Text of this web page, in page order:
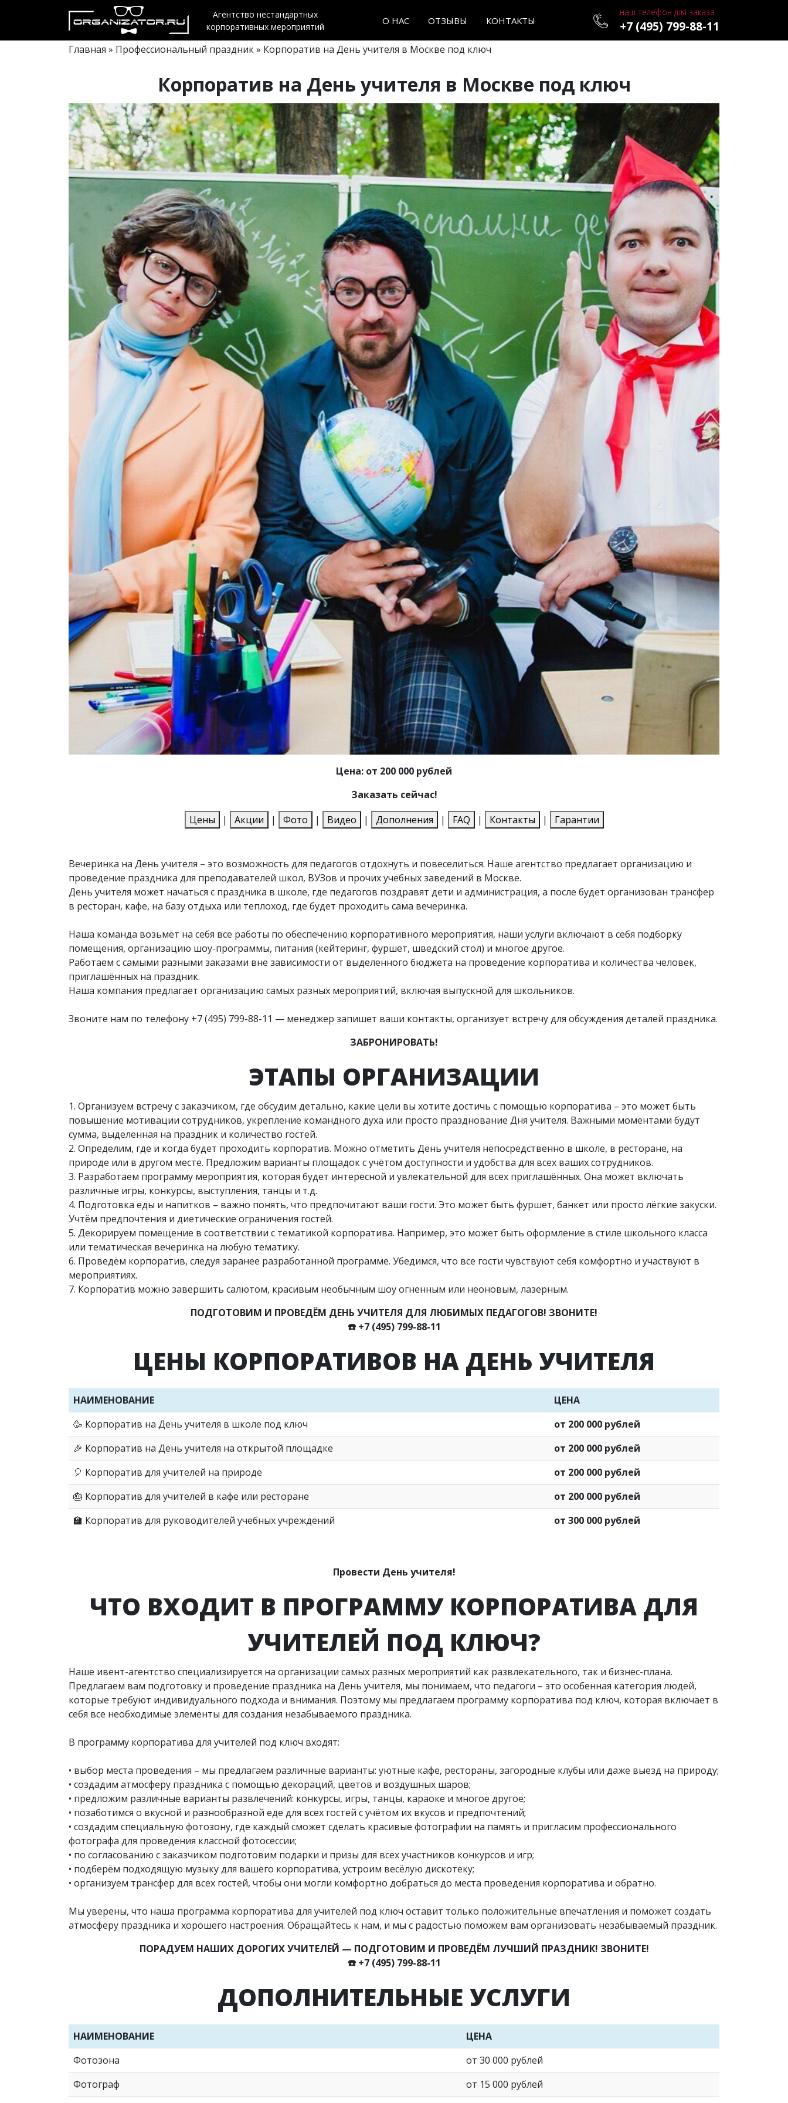
Агентство нестандартных
корпоративных мероприятий
О НАС ОТЗЫВЫ КОНТАКТЫ
наш телефон для заказа
+7 (495) 799-88-11
Главная » Профессиональный праздник» Корпоратив на День учителя в Москве под ключ
Корпоратив на День учителя в Москве под ключ
Цена: от 200 000 рублей
Заказать сейчас!
Цены
| Акции | Фото | Видео | Дополнения | FAQ | Контакты | Гарантии
Вечеринка на День учителя – это возможность для педагогов отдохнуть и повеселиться. Наше агентство предлагает организацию и
проведение праздника для преподавателей школ, ВУЗов и прочих учебных заведений в Москве.
День учителя может начаться с праздника в школе, где педагогов поздравят дети и администрация, а после будет организован трансфер
в ресторан, кафе, на базу отдыха или теплоход, где будет проходить сама вечеринка.
Наша команда возьмёт на себя все работы по обеспечению корпоративного мероприятия, наши услуги включают в себя подборку
помещения, организацию шоу-программы, питания (кейтеринг, фуршет, шведский стол) и многое другое.
Работаем с самыми разными заказами вне зависимости от выделенного бюджета на проведение корпоратива и количества человек,
приглашённых на праздник.
Наша компания предлагает организацию самых разных мероприятий, включая выпускной для школьников.
Звоните нам по телефону +7 (495) 799-88-11 — менеджер запишет ваши контакты, организует встречу для обсуждения деталей праздника.
ЗАБРОНИРОВАТЬ!
ЭТАПЫ ОРГАНИЗАЦИИ
1. Организуем встречу с заказчиком, где обсудим детально, какие цели вы хотите достичь с помощью корпоратива – это может быть
повышение мотивации сотрудников, укрепление командного духа или просто празднование Дня учителя. Важными моментами будут
сумма, выделенная на праздник и количество гостей.
2. Определим, где и когда будет проходить корпоратив. Можно отметить День учителя непосредственно в школе, в ресторане, на
природе или в другом месте. Предложим варианты площадок с учётом доступности и удобства для всех ваших сотрудников.
3. Разработаем программу мероприятия, которая будет интересной и увлекательной для всех приглашённых. Она может включать
различные игры, конкурсы, выступления, танцы и т.д.
4. Подготовка еды и напитков – важно понять, что предпочитают ваши гости. Это может быть фуршет, банкет или просто лёгкие закуски.
Учтём предпочтения и диетические ограничения гостей.
5. Декорируем помещение в соответствии с тематикой корпоратива. Например, это может быть оформление в стиле школьного класса
или тематическая вечеринка на любую тематику.
6. Проведём корпоратив, следуя заранее разработанной программе. Убедимся, что все гости чувствуют себя комфортно и участвуют в
мероприятиях.
7. Корпоратив можно завершить салютом, красивым необычным шоу огненным или неоновым, лазерным.
ПОДГОТОВИМ И ПРОВЕДЁМ ДЕНЬ УЧИТЕЛЯ ДЛЯ ЛЮБИМЫХ ПЕДАГОГОВ! ЗВОНИТЕ!
☎️ +7 (495) 799-88-11
ЦЕНЫ КОРПОРАТИВОВ НА ДЕНЬ УЧИТЕЛЯ
НАИМЕНОВАНИЕ
ЦЕНА
🥳 Корпоратив на День учителя в школе под ключ
от 200 000 рублей
🎉 Корпоратив на День учителя на открытой площадке
от 200 000 рублей
🎈 Корпоратив для учителей на природе
от 200 000 рублей
🎂 Корпоратив для учителей в кафе или ресторане
от 200 000 рублей
🏫 Корпоратив для руководителей учебных учреждений
от 300 000 рублей
Провести День учителя!
ЧТО ВХОДИТ В ПРОГРАММУ КОРПОРАТИВА ДЛЯ
УЧИТЕЛЕЙ ПОД КЛЮЧ?
Наше ивент-агентство специализируется на организации самых разных мероприятий как развлекательного, так и бизнес-плана.
Предлагаем вам подготовку и проведение праздника на День учителя, мы понимаем, что педагоги – это особенная категория людей,
которые требуют индивидуального подхода и внимания. Поэтому мы предлагаем программу корпоратива под ключ, которая включает в
себя все необходимые элементы для создания незабываемого праздника.
В программу корпоратива для учителей под ключ входят:
• выбор места проведения – мы предлагаем различные варианты: уютные кафе, рестораны, загородные клубы или даже выезд на природу;
• создадим атмосферу праздника с помощью декораций, цветов и воздушных шаров;
• предложим различные варианты развлечений: конкурсы, игры, танцы, караоке и многое другое;
• позаботимся о вкусной и разнообразной еде для всех гостей с учётом их вкусов и предпочтений;
• создадим специальную фотозону, где каждый сможет сделать красивые фотографии на память и пригласим профессионального
фотографа для проведения классной фотосессии;
• по согласованию с заказчиком подготовим подарки и призы для всех участников конкурсов и игр;
• подберём подходящую музыку для вашего корпоратива, устроим весёлую дискотеку;
• организуем трансфер для всех гостей, чтобы они могли комфортно добраться до места проведения корпоратива и обратно.
Мы уверены, что наша программа корпоратива для учителей под ключ оставит только положительные впечатления и поможет создать
атмосферу праздника и хорошего настроения. Обращайтесь к нам, и мы с радостью поможем вам организовать незабываемый праздник.
ПОРАДУЕМ НАШИХ ДОРОГИХ УЧИТЕЛЕЙ — ПОДГОТОВИМ И ПРОВЕДЁМ ЛУЧШИЙ ПРАЗДНИК! ЗВОНИТЕ!
☎️ +7 (495) 799-88-11
ДОПОЛНИТЕЛЬНЫЕ УСЛУГИ
НАИМЕНОВАНИЕ
ЦЕНА
Фотозона
от 30 000 рублей
Фотограф
от 15 000 рублей